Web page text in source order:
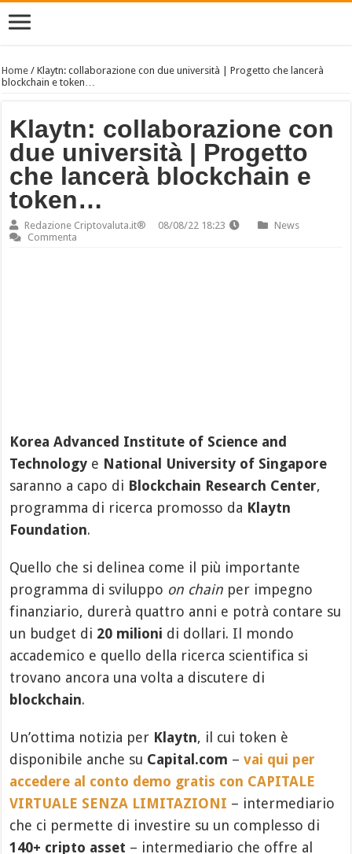
Home /Klaytn: collaborazione con due università | Progetto che lancerà
blockchain e token…
Klaytn: collaborazione con
due università | Progetto
che lancerà blockchain e
token…
Redazione Criptovaluta.it® 08/08/22 18:23
News
Commenta
Korea Advanced Institute of Science and
Technology e National University of Singapore
saranno a capo di Blockchain Research Center,
programma di ricerca promosso da Klaytn
Foundation.
Quello che si delinea come il più importante
programma di sviluppo on chain per impegno
finanziario, durerà quattro anni e potrà contare su
un budget di 20 milioni di dollari. Il mondo
accademico e quello della ricerca scientifica si
trovano ancora una volta a discutere di
blockchain.
Un’ottima notizia per Klaytn, il cui token è
disponibile anche su Capital.com –vai qui per
accedere al conto demo gratis con CAPITALE
VIRTUALE SENZA LIMITAZIONI – intermediario
che ci permette di investire su un complesso di
140+ cripto asset – intermediario che offre al